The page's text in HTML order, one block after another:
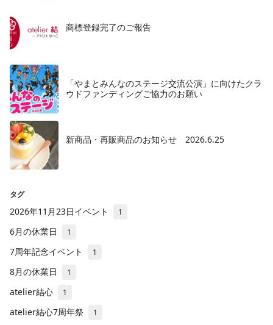
商標登録完了のご報告
「やまとみんなのステージ交流公演」に向けたクラ
ウドファンディングご協力のお願い
新商品・再販商品のお知らせ 2026.6.25
タグ
2026年11月23日イベント 1
6月の休業日 1
7周年記念イベント 1
8月の休業日 1
atelier結心 1
atelier結心7周年祭 1